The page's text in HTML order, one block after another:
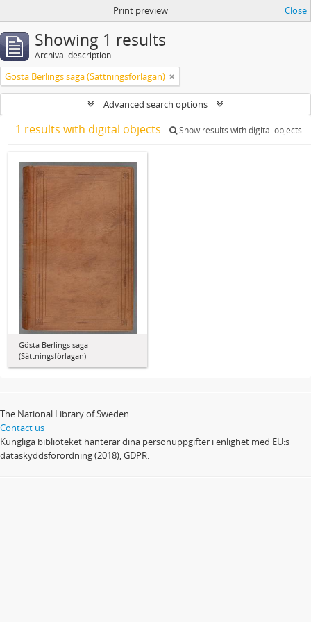
Print preview Close
Showing 1 results
Archival description
Gösta Berlings saga (Sättningsförlagan)
Advanced search options
1 results with digital objects Show results with digital objects
Gösta Berlings saga
(Sättningsförlagan)
The National Library of Sweden
Contact us
Kungliga biblioteket hanterar dina personuppgifter i enlighet med EU:s
dataskyddsförordning (2018), GDPR.